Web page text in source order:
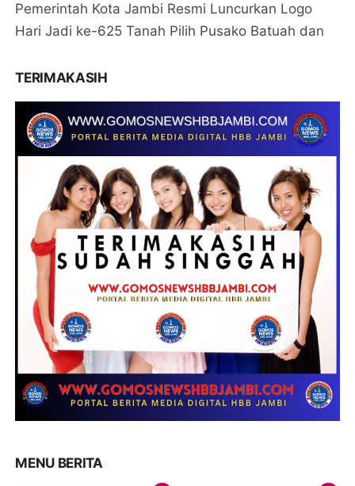
Pemerintah Kota Jambi Resmi Luncurkan Logo
Hari Jadi ke-625 Tanah Pilih Pusako Batuah dan
TERIMAKASIH
MENU BERITA